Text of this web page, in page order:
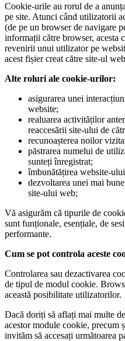
Cookie-urile au rorul de a
pe site. Atunci când utilizatorii
(de pe un browser de navigare
informații către browser, acesta
revenirii unui utilizator pe
acest fișier creat către site-ul
Alte roluri ale cookie-urilor:
asigurarea unei
website;
realuarea activităților
reaccesării site-ului de
recunoașterea noilor
păstrarea numelui de
sunteți înregistrat;
îmbunătățirea website-
dezvoltarea unei mai
site-ului web;
Vă asigurăm că tipurile de
sunt funționale, esențiale, de
performante.
Cum se pot controla aceste
Controlarea sau dezactivarea
de tipul de modul cookie.
această posibilitate utilizatorilor.
Dacă doriți să aflați mai multe
acestor module cookie, precum
invităm să accesați următoarea